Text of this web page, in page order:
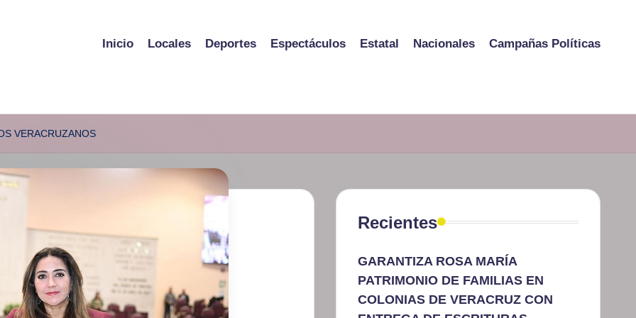
Inicio Locales Deportes Espectáculos Estatal Nacionales Campañas Políticas
VERACRUZANOS
Recientes
GARANTIZA ROSA MARÍA
PATRIMONIO DE FAMILIAS EN
COLONIAS DE VERACRUZ CON